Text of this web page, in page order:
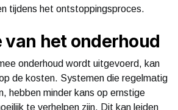
tijdens het ontstoppingsproces.
van het onderhoud
onderhoud wordt uitgevoerd, kan
de kosten. Systemen die regelmatig
hebben minder kans op ernstige
te verhelpen zijn. Dit kan leiden